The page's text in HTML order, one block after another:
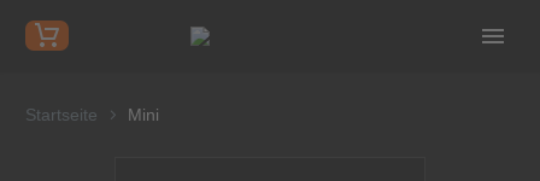
Startseite Mini